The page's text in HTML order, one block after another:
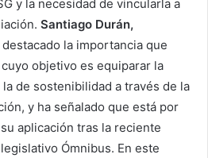
y la necesidad de vincularla a
Santiago Durán,
destacado la importancia que
objetivo es equiparar la
de sostenibilidad a través de la
y ha señalado que está por
aplicación tras la reciente
Ómnibus. En este